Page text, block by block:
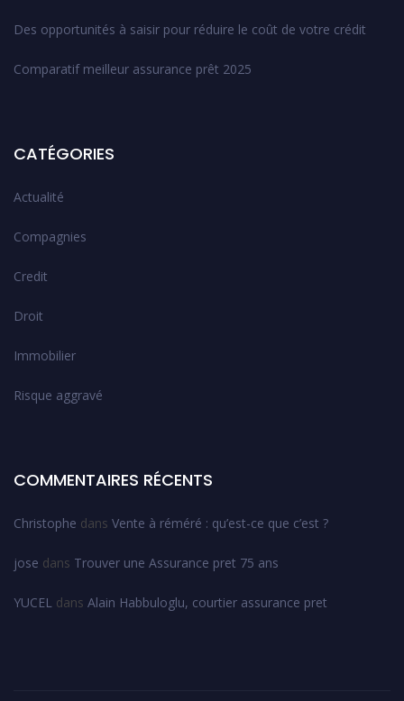
Des opportunités à saisir pour réduire le coût de votre crédit
Comparatif meilleur assurance prêt 2025
CATÉGORIES
Actualité
Compagnies
Credit
Droit
Immobilier
Risque aggravé
COMMENTAIRES RÉCENTS
Christophe dans Vente à réméré : qu’est-ce que c’est ?
jose dans Trouver une Assurance pret 75 ans
YUCEL dans Alain Habbuloglu, courtier assurance pret